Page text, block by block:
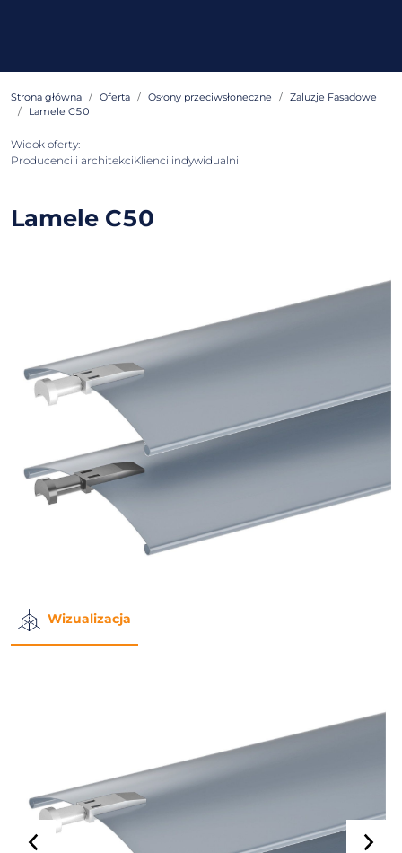
Strona główna Oferta Osłony przeciwsłoneczne
Żaluzje Fasadowe
Lamele C50
Widok oferty:
Producenci i architekciKlienci indywidualni
Lamele C50
Wizualizacja